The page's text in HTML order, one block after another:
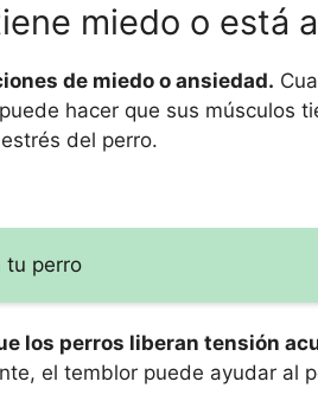
miedo o está
de miedo o ansiedad.
hacer que sus músculos
del perro.
tu perro
los perros liberan tensión
el temblor puede ayudar al